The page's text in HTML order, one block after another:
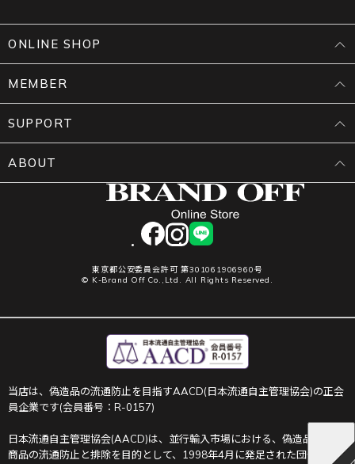
facebookinstagram
LINE
東京都公安委員会許可 第301061906960号
© K-Brand Off Co.,Ltd. All Rights Reserved.
ONLINE SHOP
MEMBER
SUPPORT
ABOUT
当店は、偽造品の流通防止を目指すAACD(日本流通自主管理協会)の正会
員企業です(会員番号：R-0157)
日本流通自主管理協会(AACD)は、並行輸入市場における、偽造品や不正
商品の流通防止と排除を目的として、1998年4月に発足された団体です。